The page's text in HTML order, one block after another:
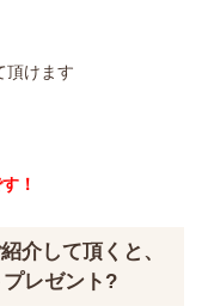
頂けます
！
介して頂くと、
レゼント?